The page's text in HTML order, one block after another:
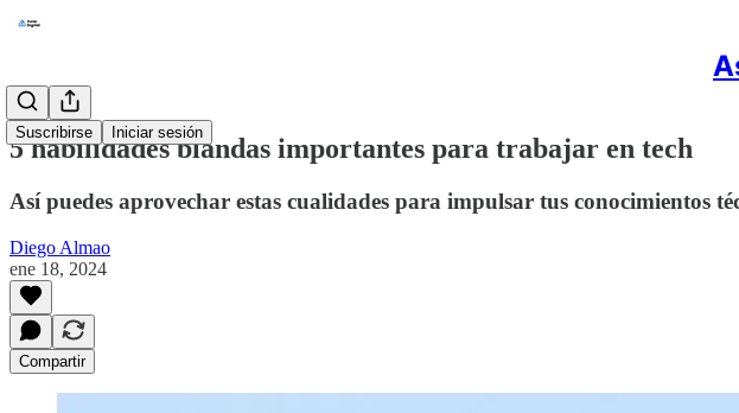
Suscribirse Iniciar sesión
5 habilidades blandas importantes para trabajar en tech
Así puedes aprovechar estas cualidades para impulsar tus conocimientos
Diego Almao
ene 18, 2024
Compartir